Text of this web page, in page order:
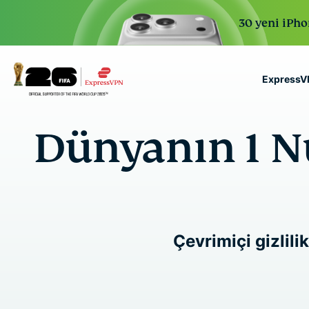
30 yeni
VPN protection for
to deploy, simple to
Dünyanın 1
Çevrimiçi